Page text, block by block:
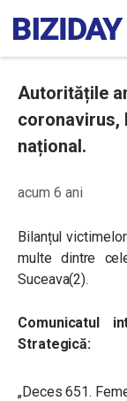
Autoritățile
coronavirus,
național.
acum 6 ani
Bilanțul
multe dintre
Suceava(2).
Comunicatul
Strategică:
„Deces 651.